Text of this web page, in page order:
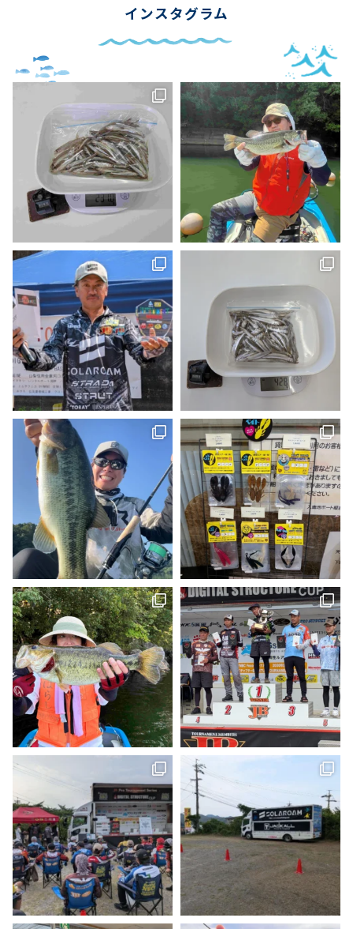
インスタグラム